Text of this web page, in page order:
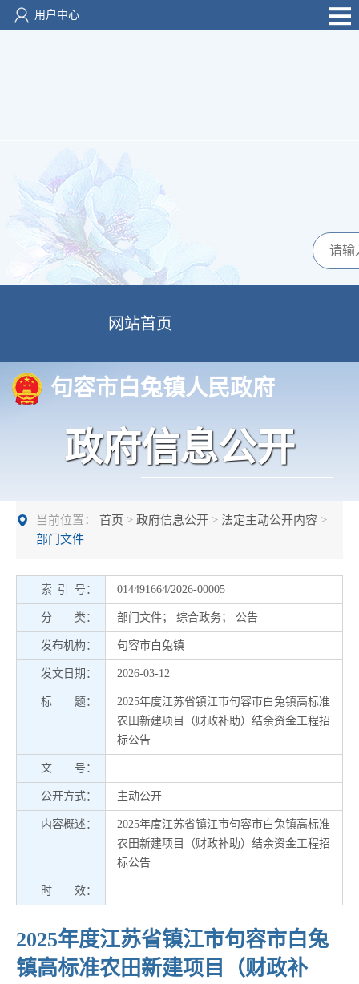
用户中心
网站首页
句容市白兔镇人民政府
政府信息公开
当前位置： 首页 > 政府信息公开 > 法定主动公开内容 >
部门文件
索 引 号： 014491664/2026-00005
分 类： 部门文件； 综合政务； 公告
发布机构： 句容市白兔镇
发文日期： 2026-03-12
标 题：
2025年度江苏省镇江市句容市白兔镇高标准
农田新建项目（财政补助）结余资金工程招
标公告
文 号：
公开方式： 主动公开
内容概述：
2025年度江苏省镇江市句容市白兔镇高标准
农田新建项目（财政补助）结余资金工程招
标公告
时 效：
2025年度江苏省镇江市句容市白兔
镇高标准农田新建项目（财政补